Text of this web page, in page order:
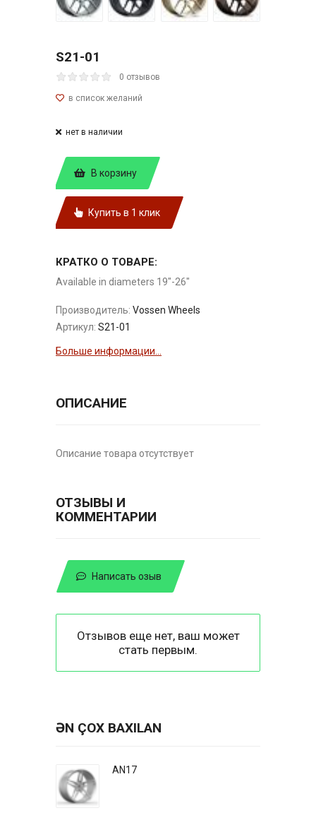
S21-01
0 отзывов
нет в наличии
В корзину
Купить в 1 клик
КРАТКО О ТОВАРЕ:
Available in diameters 19"-26"
Производитель: Vossen Wheels
Артикул: S21-01
Больше информации...
ОПИСАНИЕ
Описание товара отсутствует
ОТЗЫВЫ И
КОММЕНТАРИИ
Написать озыв
Отзывов еще нет, ваш может
стать первым.
ƏN ÇOX BAXILAN
AN17